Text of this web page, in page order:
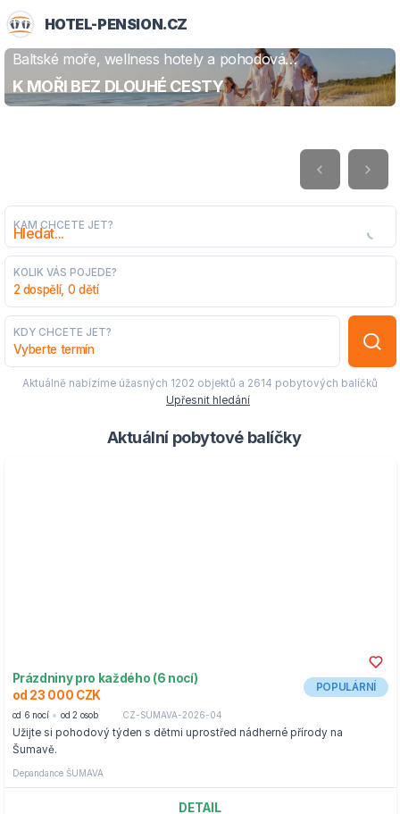
HOTEL-PENSION.CZ
Baltské moře, wellness hotely a pohodová
dovolená
K MOŘI BEZ DLOUHÉ CESTY
ZJISTIT VÍCE
KAM CHCETE JET?
KOLIK VÁS POJEDE?
2 dospělí, 0 dětí
KDY CHCETE JET?
Vyberte termín
Aktuálně nabízíme úžasných 1202 objektů a 2614 pobytových balíčků
Upřesnit hledání
Aktuální pobytové balíčky
Prázdniny pro každého (6 nocí)
od 23 000 CZK
POPULÁRNÍ
od 6 nocí od 2 osob CZ-SUMAVA-2026-04
Užijte si pohodový týden s dětmi uprostřed nádherné přírody na
Šumavě.
Depandance ŠUMAVA
DETAIL